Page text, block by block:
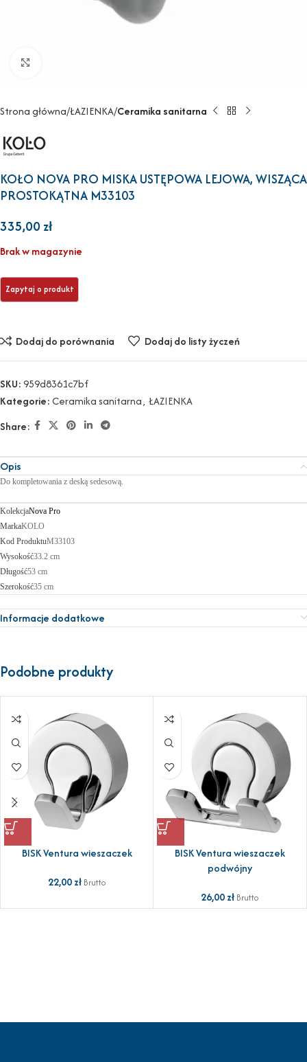
Strona główna ŁAZIENKA Ceramika sanitarna
KOŁO NOVA PRO MISKA USTĘPOWA LEJOWA, WISZĄCA
PROSTOKĄTNA M33103
335,00zł
Brak w magazynie
Dodaj do porównania Dodaj do listy życzeń
SKU:959d8361c7bf
Kategorie:Ceramika sanitarna, ŁAZIENKA
Share:
Opis
Do kompletowania z deską sedesową.
KolekcjaNova Pro
MarkaKOLO
Kod ProduktuM33103
Wysokość33.2 cm
Długość53 cm
Szerokość35 cm
Informacje dodatkowe
Podobne produkty
BISK Ventura wieszaczek
22,00zł Brutto
BISK Ventura wieszaczek
podwójny
26,00zł Brutto